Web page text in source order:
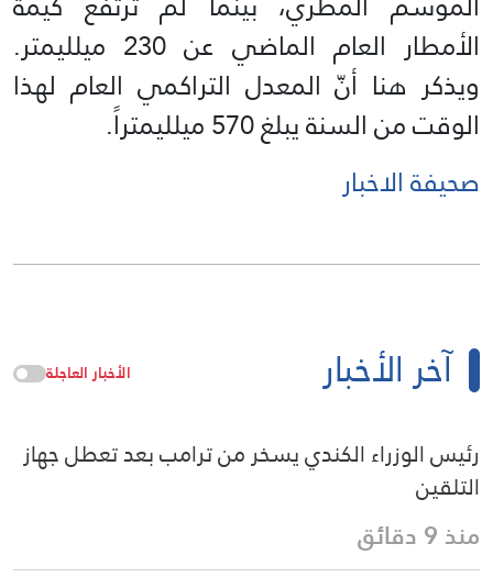
الأمطار العام الماضي عن 230 ميلليمتر.
ويذكر هنا أنّ المعدل التراكمي العام لهذا
الوقت من السنة يبلغ 570 ميلليمتراً.
صحيفة الاخبار
آخر الأخبار الأخبار العاجلة
رئيس الوزراء الكندي يسخر من ترامب بعد تعطل جهاز
التلقين
منذ 9 دقائق